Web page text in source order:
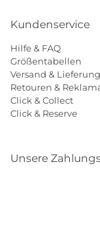
Kundenservice
Hilfe & FAQ
Größentabellen
Versand & Lieferung
Retouren &
Click & Collect
Click & Reserve
Unsere